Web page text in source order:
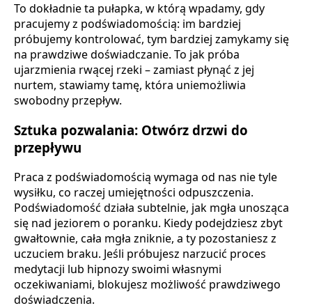
To dokładnie ta pułapka, w którą wpadamy, gdy
pracujemy z podświadomością: im bardziej
próbujemy kontrolować, tym bardziej zamykamy się
na prawdziwe doświadczanie. To jak próba
ujarzmienia rwącej rzeki – zamiast płynąć z jej
nurtem, stawiamy tamę, która uniemożliwia
swobodny przepływ.
Sztuka pozwalania: Otwórz drzwi do
przepływu
Praca z podświadomością wymaga od nas nie tyle
wysiłku, co raczej umiejętności odpuszczenia.
Podświadomość działa subtelnie, jak mgła unosząca
się nad jeziorem o poranku. Kiedy podejdziesz zbyt
gwałtownie, cała mgła zniknie, a ty pozostaniesz z
uczuciem braku. Jeśli próbujesz narzucić proces
medytacji lub hipnozy swoimi własnymi
oczekiwaniami, blokujesz możliwość prawdziwego
doświadczenia.